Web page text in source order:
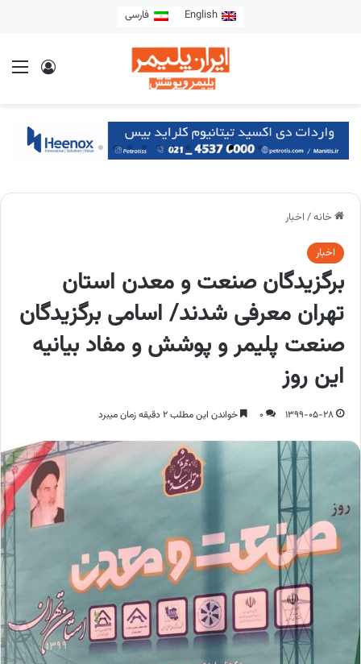
English فارسی
خانه/ اخبار
اخبار
برگزیدگان صنعت و معدن استان
تهران معرفی شدند/ اسامی برگزیدگان
صنعت پلیمر و پوشش و مفاد بیانیه
این روز
1399-05-28
0 خواندن این مطلب 2 دقیقه زمان میبرد